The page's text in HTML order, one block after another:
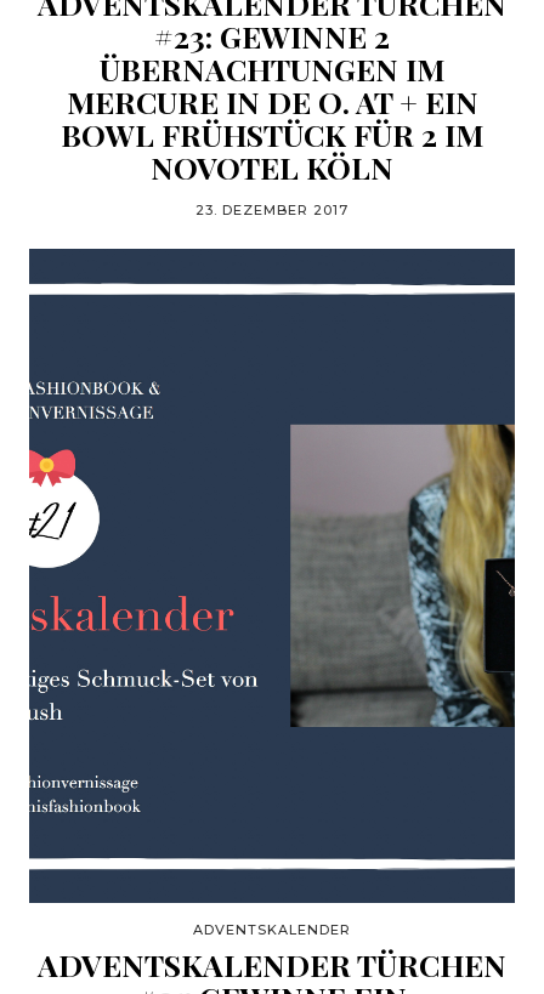
#23: GEWINNE 2
ÜBERNACHTUNGEN IM
MERCURE IN DE O. AT + EIN
BOWL FRÜHSTÜCK FÜR 2 IM
NOVOTEL KÖLN
23. DEZEMBER 2017
ADVENTSKALENDER
ADVENTSKALENDER TÜRCHEN